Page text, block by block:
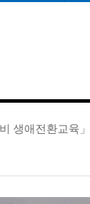
생애전환교육